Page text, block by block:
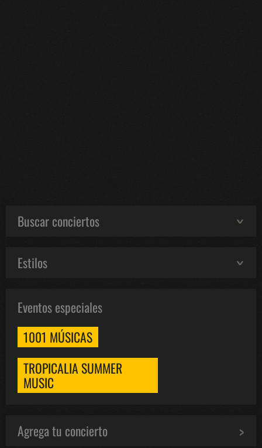
Buscar conciertos
Estilos
Eventos especiales
1001 MÚSICAS
TROPICALIA SUMMER
MUSIC
Agrega tu concierto